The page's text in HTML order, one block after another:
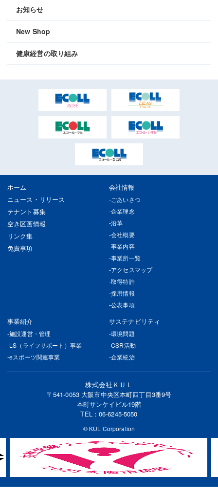
お知らせ
New Shop
健康経営の取り組み
ホーム
ニュース・リリース
テナント募集
空き区画情報
リンク集
免責事項
会社情報
ごあいさつ
企業理念
沿革
会社概要
事業内容
事業所一覧
アクセスマップ
取得特許
採用情報
公表事項
事業紹介
施設運営・管理
LS（ライフサポート）事業
eスポーツ関連事業
サステナビリティ
環境問題
CSR活動
企業統治
株式会社ＫＵＬ
〒541-0053 大阪市中央区本町四丁目3番9号
本町サンケイビル19階
TEL： 06-6245-5050
© KUL Corporation